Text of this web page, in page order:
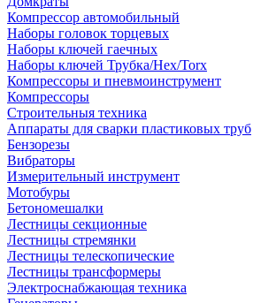
Компрессор автомобильный
Наборы головок торцевых
Наборы ключей гаечных
Наборы ключей Трубка/Hex/Torx
Компрессоры и пневмоинструмент
Компрессоры
Строительныя техника
Аппараты для сварки пластиковых труб
Бензорезы
Вибраторы
Измерительный инструмент
Мотобуры
Бетономешалки
Лестницы секционные
Лестницы стремянки
Лестницы телескопические
Лестницы трансформеры
Электроснабжающая техника